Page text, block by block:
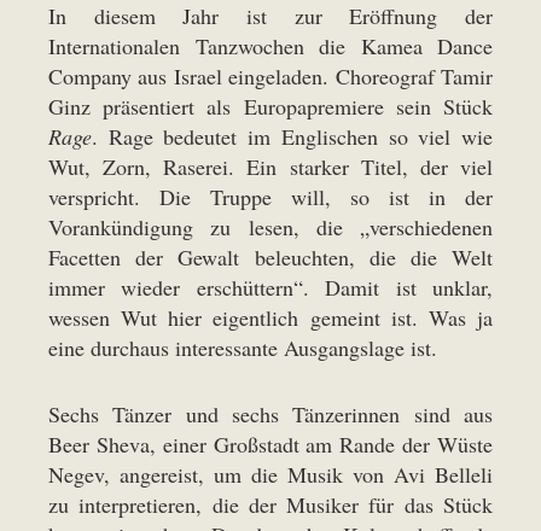
In diesem Jahr ist zur Eröffnung der
Internationalen Tanzwochen die Kamea Dance
Company aus Israel eingeladen. Choreograf Tamir
Ginz präsentiert als Europapremiere sein Stück
Rage. Rage bedeutet im Englischen so viel wie
Wut, Zorn, Raserei. Ein starker Titel, der viel
verspricht. Die Truppe will, so ist in der
Vorankündigung zu lesen, die „verschiedenen
Facetten der Gewalt beleuchten, die die Welt
immer wieder erschüttern“. Damit ist unklar,
wessen Wut hier eigentlich gemeint ist. Was ja
eine durchaus interessante Ausgangslage ist.
Sechs Tänzer und sechs Tänzerinnen sind aus
Beer Sheva, einer Großstadt am Rande der Wüste
Negev, angereist, um die Musik von Avi Belleli
zu interpretieren, die der Musiker für das Stück